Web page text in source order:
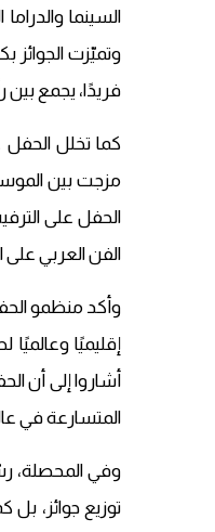
السينما
وتميّزت الجوائز
فريدًا، يجمع بين
كما تخلل
مزجت بين
الحفل على
الفن العربي على
إقليميًا
أشاروا إلى أن
المتسارعة في
توزيع جوائز،